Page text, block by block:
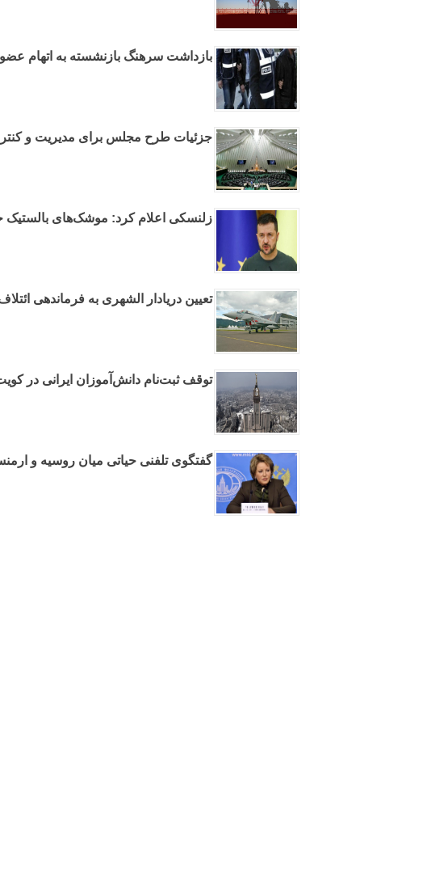
بازداشت سرهنگ بازنشسته به اتهام
جزئیات طرح مجلس برای مدیریت و
زلنسکی اعلام کرد: موشک‌های بالستیک
تعیین دریادار الشهری به فرماندهی
توقف ثبت‌نام دانش‌آموزان ایرانی در
گفتگوی تلفنی حیاتی میان روسیه و